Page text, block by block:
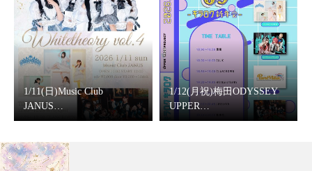
1/11(日)Music Club
JANUS…
1/12(月祝)梅田ODYSSEY
UPPER…